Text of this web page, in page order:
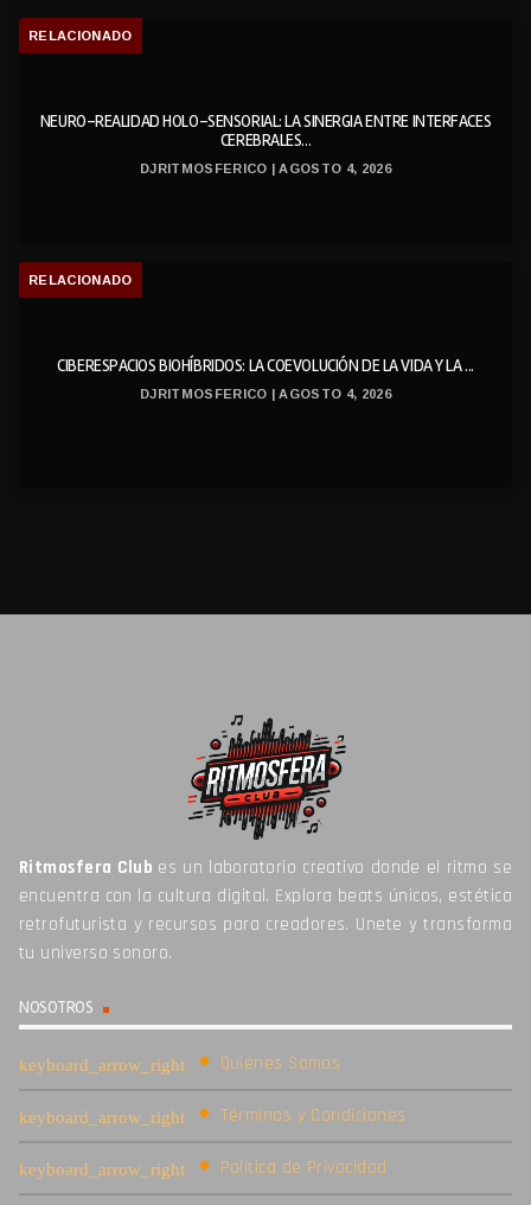
RELACIONADO
NEURO-REALIDAD HOLO-SENSORIAL: LA SINERGIA ENTRE INTERFACES
CEREBRALES...
DJRITMOSFERICO | AGOSTO 4, 2026
RELACIONADO
CIBERESPACIOS BIOHÍBRIDOS: LA COEVOLUCIÓN DE LA VIDA Y LA ...
DJRITMOSFERICO | AGOSTO 4, 2026
Ritmosfera Club es un laboratorio creativo donde el ritmo se
encuentra con la cultura digital. Explora beats únicos, estética
retrofuturista y recursos para creadores. Unete y transforma
tu universo sonoro.
NOSOTROS
Quiénes Somos
Términos y Condiciones
Política de Privacidad